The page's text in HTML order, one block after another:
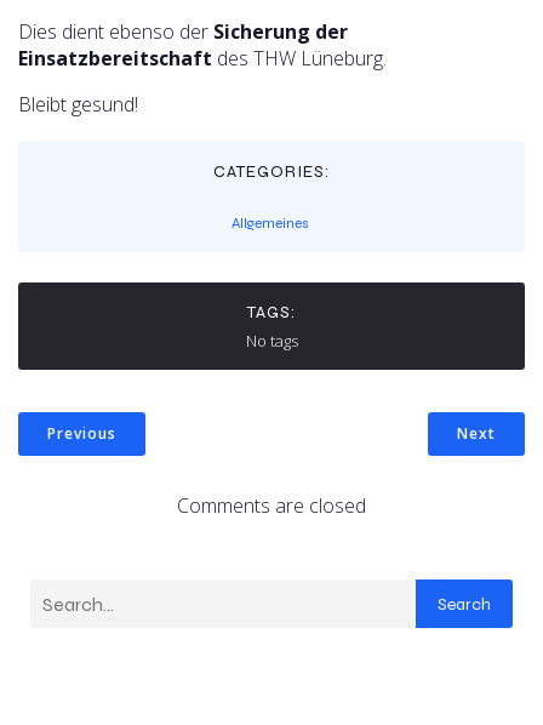
Dies dient ebenso der Sicherung der
Einsatzbereitschaft des THW Lüneburg.
Bleibt gesund!
CATEGORIES:
Allgemeines
TAGS:
No tags
Previous Next
Comments are closed
Search